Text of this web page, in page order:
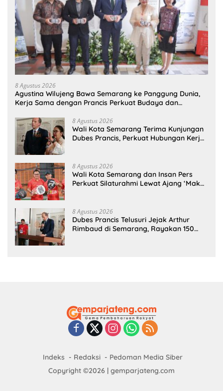
8 Agustus 2026
Agustina Wilujeng Bawa Semarang ke Panggung Dunia,
Kerja Sama dengan Prancis Perkuat Budaya dan
8 Agustus 2026
Wali Kota Semarang Terima Kunjungan
Dubes Prancis, Perkuat Hubungan Kerja
8 Agustus 2026
Wali Kota Semarang dan Insan Pers
Perkuat Silaturahmi Lewat Ajang ‘Mak
8 Agustus 2026
Dubes Prancis Telusuri Jejak Arthur
Rimbaud di Semarang, Rayakan 150
Indeks Redaksi
Pedoman Media Siber
Copyright ©2026 | gemparjateng.com